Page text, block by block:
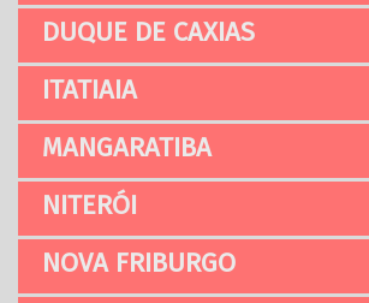
DUQUE DE CAXIAS
ITATIAIA
MANGARATIBA
NITERÓI
NOVA FRIBURGO